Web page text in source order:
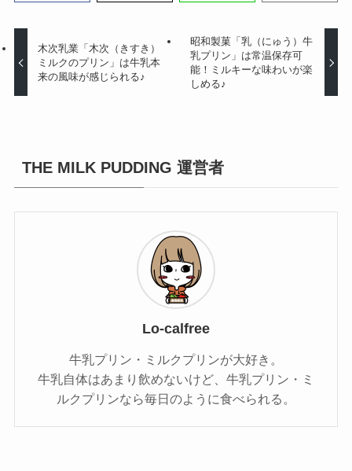
木次乳業「木次（きすき）
ミルクのプリン」は牛乳本
来の風味が感じられる♪
昭和製菓「乳（にゅう）牛
乳プリン」は常温保存可
能！ミルキーな味わいが楽
しめる♪
THE MILK PUDDING 運営者
Lo-calfree
牛乳プリン・ミルクプリンが大好き。
牛乳自体はあまり飲めないけど、牛乳プリン・ミ
ルクプリンなら毎日のように食べられる。